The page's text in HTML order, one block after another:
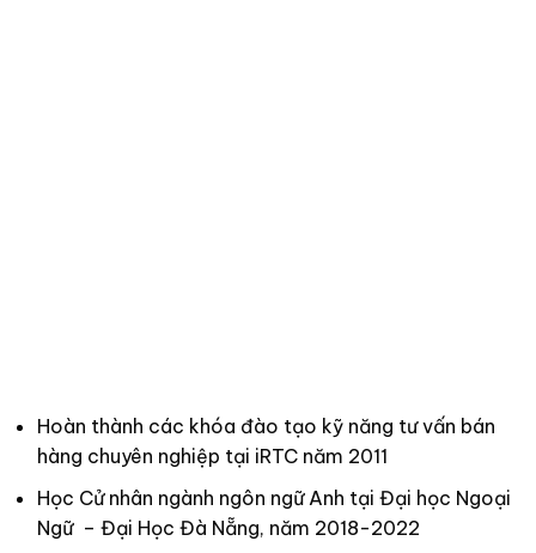
Hoàn thành các khóa đào tạo kỹ năng tư vấn bán
hàng chuyên nghiệp tại iRTC năm 2011
Học Cử nhân ngành ngôn ngữ Anh tại Đại học Ngoại
Ngữ – Đại Học Đà Nẵng, năm 2018-2022